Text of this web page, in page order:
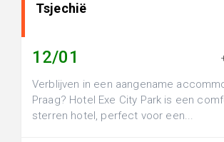
Tsjechië
12/01
Verblijven in een aangename
Praag? Hotel Exe City Park is een
sterren hotel, perfect voor een...